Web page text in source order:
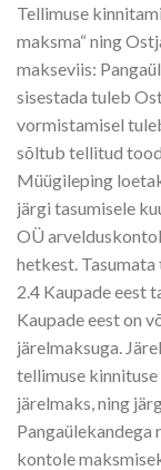
Tellimuse
maksma“ ning
makseviis:
sisestada tuleb
vormistamisel
sõltub tellitud
Müügileping
järgi tasumisele
OÜ
hetkest.
2.4 Kaupade eest
Kaupade eest on
järelmaksuga.
tellimuse
järelmaks, ning
Pangaülekandega
kontole